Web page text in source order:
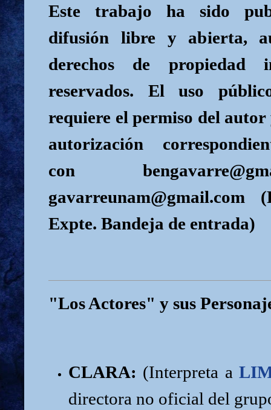
Este trabajo ha sido
difusión libre y abierta,
derechos de propiedad
reservados. El uso
requiere el permiso del
autorización
con
Expte. Bandeja de entrada)
"Los Actores" y sus
CLARA: (Interpreta a
directora no oficial del